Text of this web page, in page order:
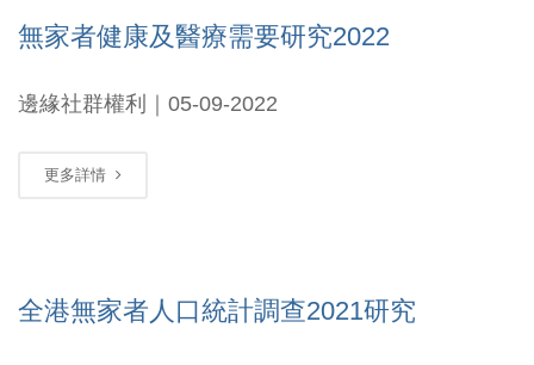
無家者健康及醫療需要研究2022
邊緣社群權利｜05-09-2022
更多詳情
全港無家者人口統計調查2021研究